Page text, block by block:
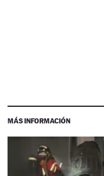
MÁS INFORMACIÓN